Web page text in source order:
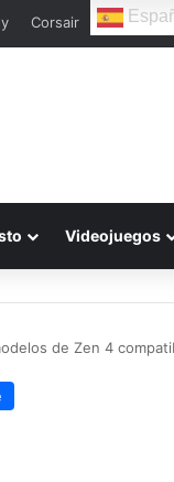
Corsair
Videojuegos
de Zen 4